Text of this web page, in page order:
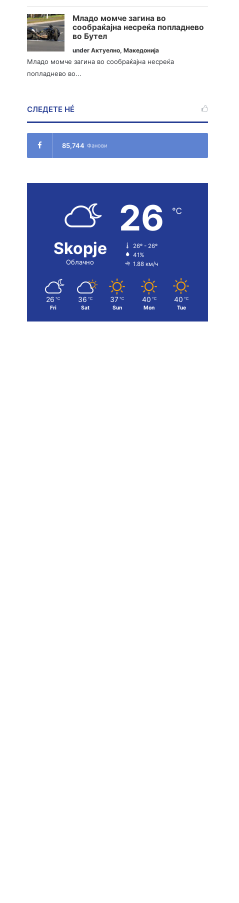
Младо момче загина во
сообраќајна несреќа попладнево
во Бутел
underАктуелно,Македонија
Младо момче загина во сообраќајна несреќа
попладнево во...
СЛЕДЕТЕ НÉ
85,744 Фанови
Skopje
Облачно
26 ℃
26º - 26º
41%
1.88 км/ч
26 ℃
Fri
36 ℃
Sat
37 ℃
Sun
40 ℃
Mon
40 ℃
Tue